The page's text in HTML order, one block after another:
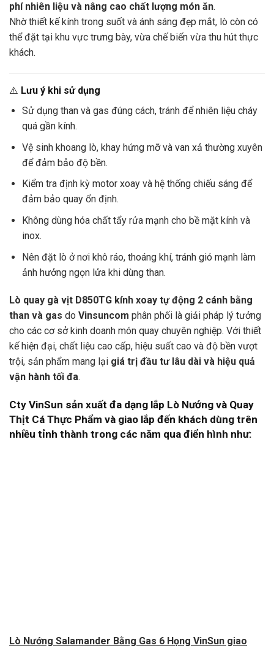
phí nhiên liệu và nâng cao chất lượng món ăn.
Nhờ thiết kế kính trong suốt và ánh sáng đẹp mắt, lò còn có
thể đặt tại khu vực trưng bày, vừa chế biến vừa thu hút thực
khách.
⚠️ Lưu ý khi sử dụng
Sử dụng than và gas đúng cách, tránh để nhiên liệu cháy
quá gần kính.
Vệ sinh khoang lò, khay hứng mỡ và van xả thường xuyên
để đảm bảo độ bền.
Kiểm tra định kỳ motor xoay và hệ thống chiếu sáng để
đảm bảo quay ổn định.
Không dùng hóa chất tẩy rửa mạnh cho bề mặt kính và
inox.
Nên đặt lò ở nơi khô ráo, thoáng khí, tránh gió mạnh làm
ảnh hưởng ngọn lửa khi dùng than.
Lò quay gà vịt D850TG kính xoay tự động 2 cánh bằng
than và gas do Vinsuncom phân phối là giải pháp lý tưởng
cho các cơ sở kinh doanh món quay chuyên nghiệp. Với thiết
kế hiện đại, chất liệu cao cấp, hiệu suất cao và độ bền vượt
trội, sản phẩm mang lại giá trị đầu tư lâu dài và hiệu quả
vận hành tối đa.
Cty VinSun sản xuất đa dạng lắp Lò Nướng và Quay
Thịt Cá Thực Phẩm và giao lắp đến khách dùng trên
nhiều tỉnh thành trong các năm qua điển hình như:
Lò Nướng Salamander Bằng Gas 6 Họng VinSun giao